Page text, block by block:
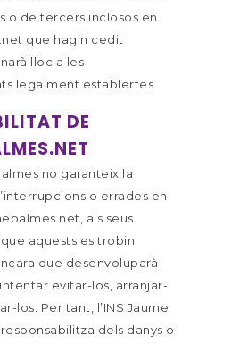
o de tercers inclosos en
que hagin cedit
lloc a les
legalment establertes.
DE
no garanteix la
o errades en
als seus
aquests es trobin
que desenvoluparà
evitar-los, arranjar-
los. Per tant, l’INS Jaume
dels danys o